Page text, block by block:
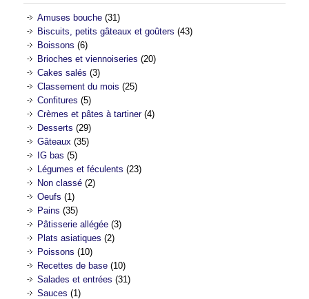
Amuses bouche (31)
Biscuits, petits gâteaux et goûters (43)
Boissons (6)
Brioches et viennoiseries (20)
Cakes salés (3)
Classement du mois (25)
Confitures (5)
Crèmes et pâtes à tartiner(4)
Desserts (29)
Gâteaux (35)
IG bas (5)
Légumes et féculents (23)
Non classé (2)
Oeufs (1)
Pains (35)
Pâtisserie allégée (3)
Plats asiatiques (2)
Poissons (10)
Recettes de base (10)
Salades et entrées (31)
Sauces (1)